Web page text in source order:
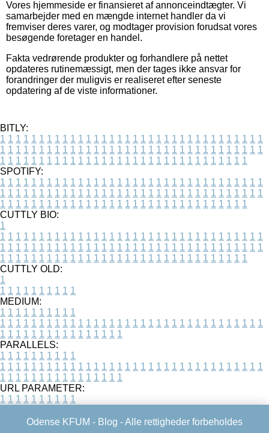
Vores hjemmeside er finansieret af annonceindtægter. Vi
samarbejder med en mængde internet handler da vi
fremviser deres varer, og modtager provision forudsat vores
besøgende foretager en handel.
Fakta vedrørende produkter og forhandlere på nettet
opdateres rutinemæssigt, men der tages ikke ansvar for
forandringer der muligvis er realiseret efter seneste
opdatering af de viste informationer.
BITLY:
1 1 1 1 1 1 1 1 1 1 1 1 1 1 1 1 1 1 1 1 1 1 1 1 1 1 1 1 1 1 1 1 1 1
1 1 1 1 1 1 1 1 1 1 1 1 1 1 1 1 1 1 1 1 1 1 1 1 1 1 1 1 1 1 1 1 1 1
1 1 1 1 1 1 1 1 1 1 1 1 1 1 1 1 1 1 1 1 1 1 1 1 1 1 1 1 1 1 1 1
SPOTIFY:
1 1 1 1 1 1 1 1 1 1 1 1 1 1 1 1 1 1 1 1 1 1 1 1 1 1 1 1 1 1 1 1 1 1
1 1 1 1 1 1 1 1 1 1 1 1 1 1 1 1 1 1 1 1 1 1 1 1 1 1 1 1 1 1 1 1 1 1
1 1 1 1 1 1 1 1 1 1 1 1 1 1 1 1 1 1 1 1 1 1 1 1 1 1 1 1 1 1 1 1
CUTTLY BIO:
1
1 1 1 1 1 1 1 1 1 1 1 1 1 1 1 1 1 1 1 1 1 1 1 1 1 1 1 1 1 1 1 1 1 1
1 1 1 1 1 1 1 1 1 1 1 1 1 1 1 1 1 1 1 1 1 1 1 1 1 1 1 1 1 1 1 1 1 1
1 1 1 1 1 1 1 1 1 1 1 1 1 1 1 1 1 1 1 1 1 1 1 1 1 1 1 1 1 1 1 1
CUTTLY OLD:
1
1 1 1 1 1 1 1 1 1 1
MEDIUM:
1 1 1 1 1 1 1 1 1 1
1 1 1 1 1 1 1 1 1 1 1 1 1 1 1 1 1 1 1 1 1 1 1 1 1 1 1 1 1 1 1 1 1 1
1 1 1 1 1 1 1 1 1 1 1 1 1 1 1 1
PARALLELS:
1 1 1 1 1 1 1 1 1 1
1 1 1 1 1 1 1 1 1 1 1 1 1 1 1 1 1 1 1 1 1 1 1 1 1 1 1 1 1 1 1 1 1 1
1 1 1 1 1 1 1 1 1 1 1 1 1 1 1 1
URL PARAMETER:
1 1 1 1 1 1 1 1 1 1
Odense KFUM - Blog - Alle rettigheder forbeholdes